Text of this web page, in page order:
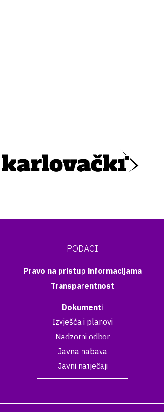
PODACI
Pravo na pristup informacijama
Transparentnost
Dokumenti
Izvješća i planovi
Nadzorni odbor
Javna nabava
Javni natječaji